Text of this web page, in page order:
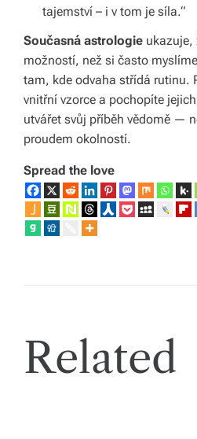
tajemství – i v tom je síla.“
Současná astrologie ukazuje,
možností, než si často
tam, kde odvaha střídá rutinu.
vnitřní vzorce a pochopíte
utvářet svůj příběh vědomě —
proudem okolností.
Spread the love
Related